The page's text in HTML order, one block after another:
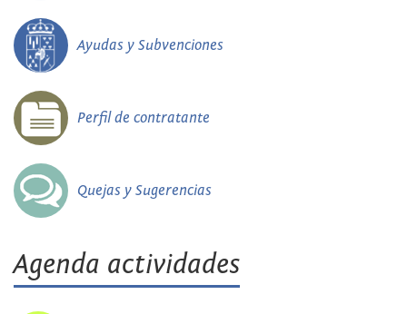
Ayudas y Subvenciones
Perfil de contratante
Quejas y Sugerencias
Agenda actividades